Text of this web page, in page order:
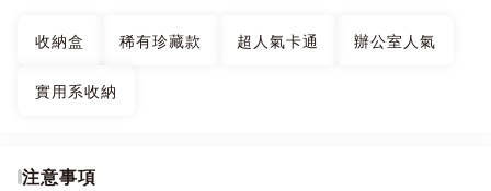
收納盒 稀有珍藏款 超人氣卡通 辦公室人氣
實用系收納
注意事項